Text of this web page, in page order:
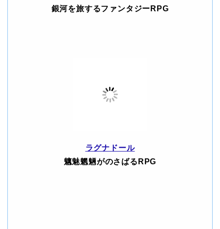
銀河を旅するファンタジーRPG
ラグナドール
魑魅魍魎がのさばるRPG